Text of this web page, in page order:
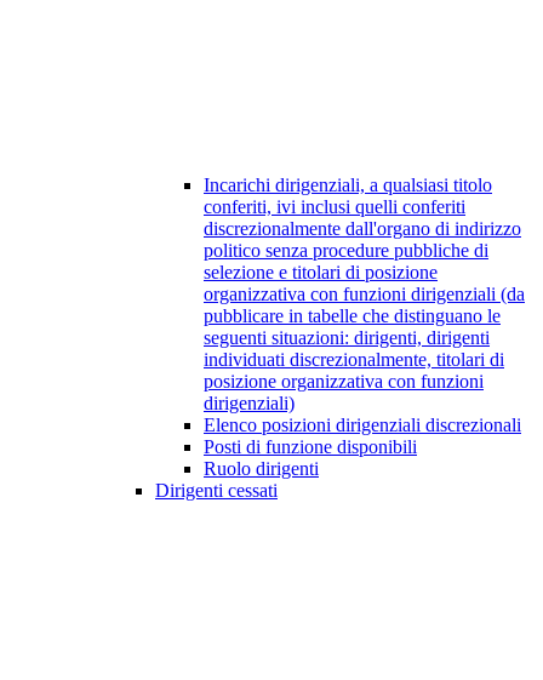
Incarichi dirigenziali, a qualsiasi titolo
conferiti, ivi inclusi quelli conferiti
discrezionalmente dall'organo di indirizzo
politico senza procedure pubbliche di
selezione e titolari di posizione
organizzativa con funzioni dirigenziali (da
pubblicare in tabelle che distinguano le
seguenti situazioni: dirigenti, dirigenti
individuati discrezionalmente, titolari di
posizione organizzativa con funzioni
dirigenziali)
Elenco posizioni dirigenziali discrezionali
Posti di funzione disponibili
Ruolo dirigenti
Dirigenti cessati